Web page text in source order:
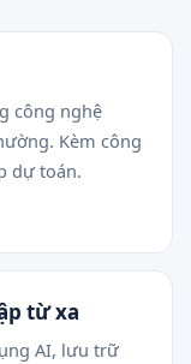
công nghệ
Kèm công
dự toán.
từ xa
AI, lưu trữ